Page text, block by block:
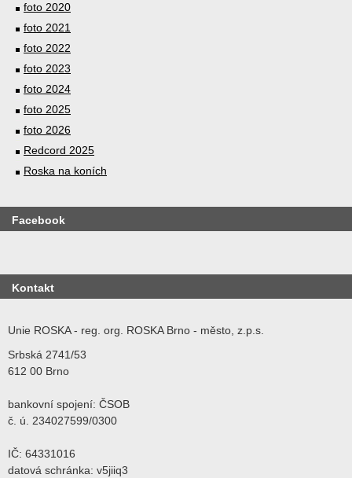
foto 2020
foto 2021
foto 2022
foto 2023
foto 2024
foto 2025
foto 2026
Redcord 2025
Roska na koních
Facebook
Kontakt
Unie ROSKA - reg. org. ROSKA Brno - město, z.p.s.
Srbská 2741/53
612 00 Brno
bankovní spojení: ČSOB
č. ú. 234027599/0300
IČ: 64331016
datová schránka: v5jiiq3